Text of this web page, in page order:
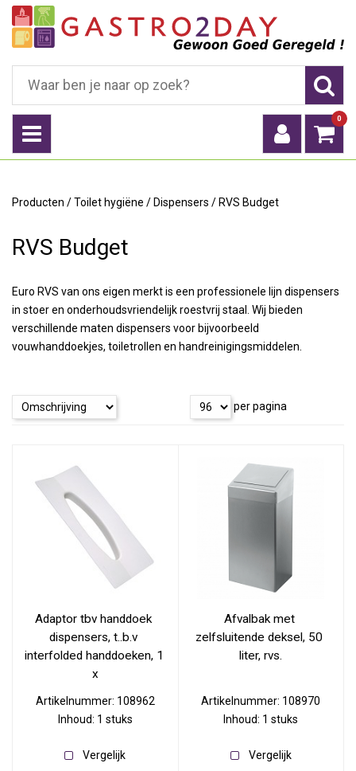
0
Producten /Toilet hygiëne / Dispensers / RVS Budget
RVS Budget
Euro RVS van ons eigen merkt is een professionele lijn dispensers
in stoer en onderhoudsvriendelijk roestvrij staal. Wij bieden
verschillende maten dispensers voor bijvoorbeeld
vouwhanddoekjes, toiletrollen en handreinigingsmiddelen.
per pagina
Adaptor tbv handdoek
dispensers, t..b.v
interfolded handdoeken, 1
x
Artikelnummer: 108962
Inhoud: 1 stuks
Vergelijk
Afvalbak met
zelfsluitende deksel, 50
liter, rvs.
Artikelnummer: 108970
Inhoud: 1 stuks
Vergelijk